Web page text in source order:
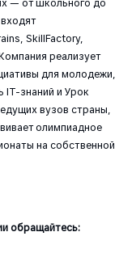
— от школьного до
SkillFactory,
реализует
для молодежи,
IT-знаний и Урок
вузов страны,
олимпиадное
на собственной
обращайтесь: